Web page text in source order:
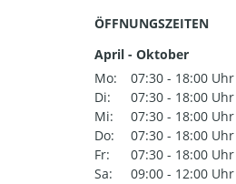
ÖFFNUNGSZEITEN
April - Oktober
Mo:
07:30 - 18:00 Uhr
Di:
07:30 - 18:00 Uhr
Mi:
07:30 - 18:00 Uhr
Do:
07:30 - 18:00 Uhr
Fr:
07:30 - 18:00 Uhr
Sa:
09:00 - 12:00 Uhr